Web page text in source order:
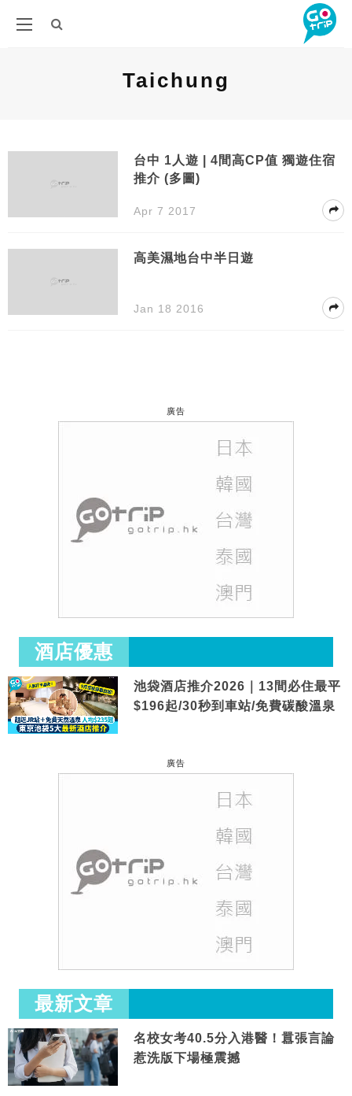
Taichung
台中 1人遊 | 4間高CP值 獨遊住宿
推介 (多圖)
Apr 7 2017
高美濕地台中半日遊
Jan 18 2016
廣告
酒店優惠
池袋酒店推介2026｜13間必住最平
$196起/30秒到車站/免費碳酸溫泉
廣告
最新文章
名校女考40.5分入港醫！囂張言論
惹洗版下場極震撼